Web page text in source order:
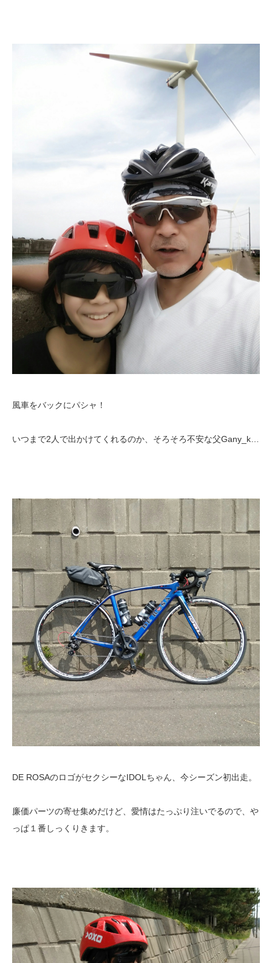
風車をバックにパシャ！
いつまで2人で出かけてくれるのか、そろそろ不安な父Gany_k…
DE ROSAのロゴがセクシーなIDOLちゃん、今シーズン初出走。
廉価パーツの寄せ集めだけど、愛情はたっぷり注いでるので、や
っぱ１番しっくりきます。